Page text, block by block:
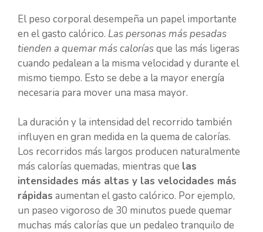
El peso corporal desempeña un papel importante
en el gasto calórico. Las personas más pesadas
tienden a quemar más caloríasque las más ligeras
cuando pedalean a la misma velocidad y durante el
mismo tiempo. Esto se debe a la mayor energía
necesaria para mover una masa mayor.
La duración y la intensidad del recorrido también
influyen en gran medida en la quema de calorías.
Los recorridos más largos producen naturalmente
más calorías quemadas, mientras que las
intensidades más altas y las velocidades más
rápidas aumentan el gasto calórico. Por ejemplo,
un paseo vigoroso de 30 minutos puede quemar
muchas más calorías que un pedaleo tranquilo de